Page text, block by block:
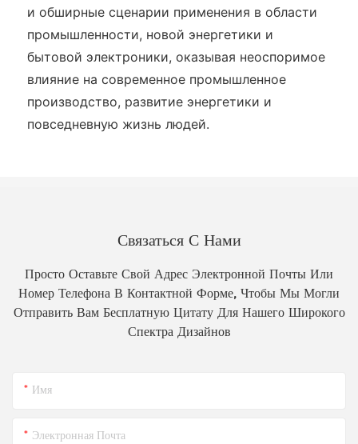
и обширные сценарии применения в области
промышленности, новой энергетики и
бытовой электроники, оказывая неоспоримое
влияние на современное промышленное
производство, развитие энергетики и
повседневную жизнь людей.
Связаться С Нами
Просто Оставьте Свой Адрес Электронной Почты Или
Номер Телефона В Контактной Форме, Чтобы Мы Могли
Отправить Вам Бесплатную Цитату Для Нашего Широкого
Спектра Дизайнов
Имя
Электронная Почта